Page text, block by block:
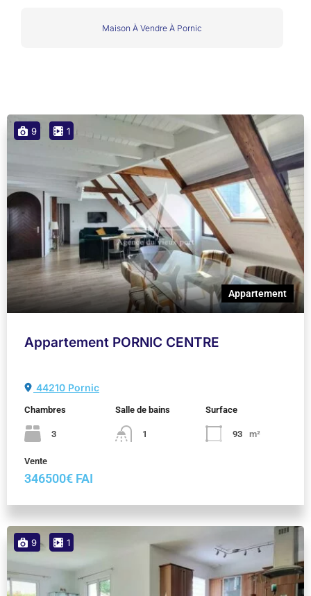
Maison À Vendre À Pornic
9 1
Appartement
Appartement PORNIC CENTRE
44210 Pornic
Chambres
3
Salle de bains
1
Surface
93 m²
Vente
346500€ FAI
9 1